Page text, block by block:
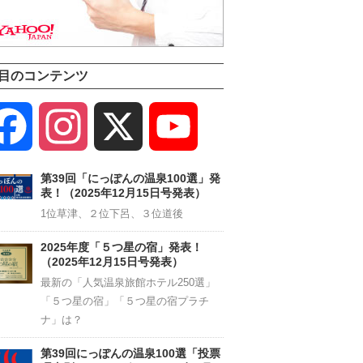
のコンテンツ
Facebook Instagram
Channel
第39回「にっぽんの温泉100選」発
表！（2025年12月15日号発表）
1位草津、２位下呂、３位道後
2025年度「５つ星の宿」発表！
（2025年12月15日号発表）
最新の「人気温泉旅館ホテル250選」
「５つ星の宿」「５つ星の宿プラチ
ナ」は？
第39回にっぽんの温泉100選「投票